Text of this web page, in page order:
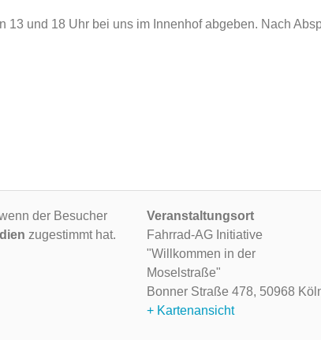
13 und 18 Uhr bei uns im Innenhof abgeben. Nach
der Besucher
zugestimmt hat.
Veranstaltungsort
Fahrrad-AG Initiative
"Willkommen in der
Moselstraße"
Bonner Straße 478, 50968
+ Kartenansicht